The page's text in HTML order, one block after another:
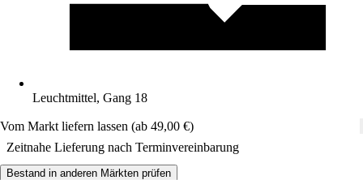
Leuchtmittel, Gang 18
Vom Markt liefern lassen (ab 49,00 €)
Zeitnahe Lieferung nach Terminvereinbarung
Bestand in anderen Märkten prüfen